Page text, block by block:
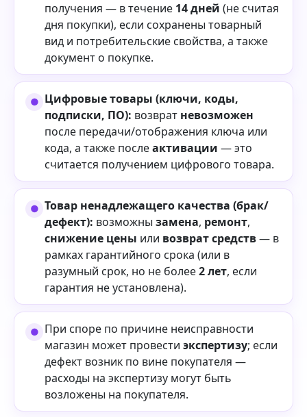
получения — в течение 14 дней (не считая
дня покупки), если сохранены товарный
вид и потребительские свойства, а также
документ о покупке.
Цифровые товары (ключи, коды,
подписки, ПО): возврат невозможен
после передачи/отображения ключа или
кода, а также послеактивации — это
считается получением цифрового товара.
Товар ненадлежащего качества (брак/
дефект): возможны замена, ремонт,
снижение цены или возврат средств— в
рамках гарантийного срока (или в
разумный срок, но не более2 лет, если
гарантия не установлена).
При споре по причине неисправности
магазин может провести экспертизу; если
дефект возник по вине покупателя —
расходы на экспертизу могут быть
возложены на покупателя.